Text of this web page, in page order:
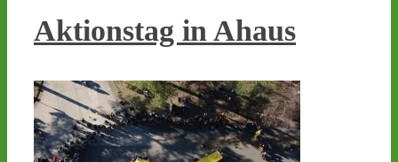
Aktionstag in Ahaus